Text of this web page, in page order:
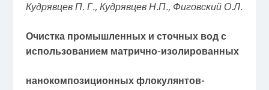
Кудрявцев П. Г., Кудрявцев Н.П., Фиговский О.Л.
Очистка промышленных и сточных вод с
использованием матрично-изолированных
нанокомпозиционных флокулянтов-